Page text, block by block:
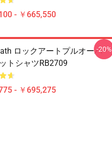
- ￥665,550
ロックアートプルオーバー
トシャツRB2709
- ￥695,275
-20%